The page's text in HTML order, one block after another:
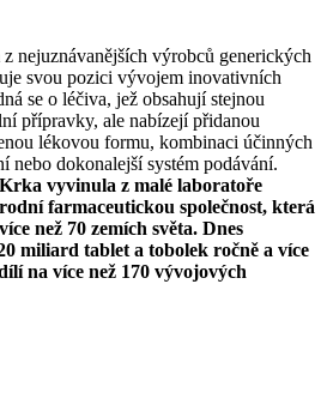
nejuznávanějších výrobců generických
svou pozici vývojem inovativních
se o léčiva, jež obsahují stejnou
přípravky, ale nabízejí přidanou
lékovou formu, kombinaci účinných
nebo dokonalejší systém podávání.
Krka vyvinula z malé laboratoře
farmaceutickou společnost, která
než 70 zemích světa. Dnes
miliard tablet a tobolek ročně a více
na více než 170 vývojových